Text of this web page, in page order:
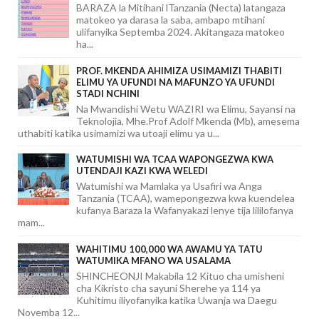
BARAZA la Mitihani lTanzania (Necta) latangaza
matokeo ya darasa la saba, ambapo mtihani
ulifanyika Septemba 2024. Akitangaza matokeo
ha...
PROF. MKENDA AHIMIZA USIMAMIZI THABITI
ELIMU YA UFUNDI NA MAFUNZO YA UFUNDI
STADI NCHINI
Na Mwandishi Wetu WAZIRI wa Elimu, Sayansi na
Teknolojia, Mhe.Prof Adolf Mkenda (Mb), amesema
uthabiti katika usimamizi wa utoaji elimu ya u...
WATUMISHI WA TCAA WAPONGEZWA KWA
UTENDAJI KAZI KWA WELEDI
Watumishi wa Mamlaka ya Usafiri wa Anga
Tanzania (TCAA), wamepongezwa kwa kuendelea
kufanya Baraza la Wafanyakazi lenye tija lililofanya
mam...
WAHITIMU 100,000 WA AWAMU YA TATU
WATUMIKA MFANO WA USALAMA
SHINCHEONJI Makabila 12 Kituo cha umisheni
cha Kikristo cha sayuni Sherehe ya 114 ya
Kuhitimu iliyofanyika katika Uwanja wa Daegu
Novemba 12...